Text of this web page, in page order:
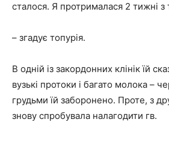
сталося. Я протрималася 2 тижні
– згадує топурія.
В одній із закордонних клінік їй
вузькі протоки і багато молока –
грудьми їй заборонено. Проте, з
знову спробувала налагодити гв.